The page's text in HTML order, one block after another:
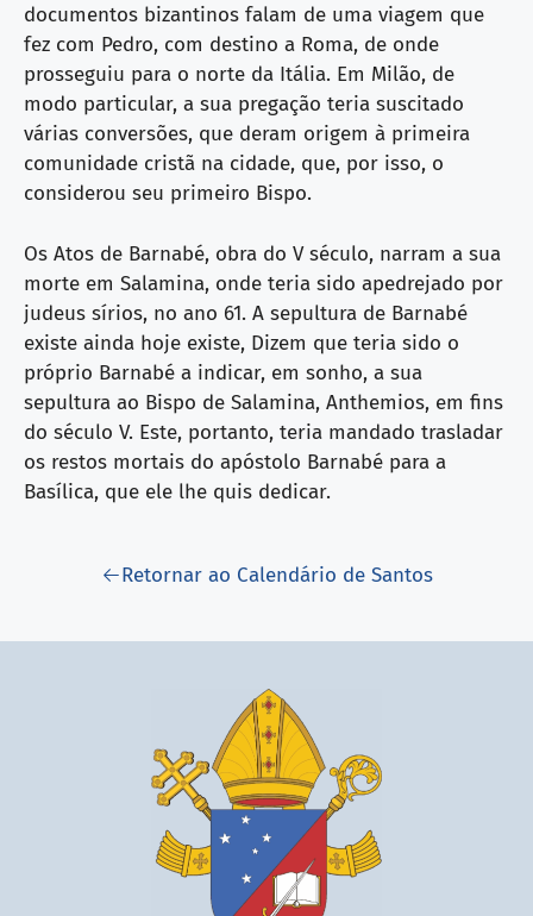
documentos bizantinos falam de uma viagem que
fez com Pedro, com destino a Roma, de onde
prosseguiu para o norte da Itália. Em Milão, de
modo particular, a sua pregação teria suscitado
várias conversões, que deram origem à primeira
comunidade cristã na cidade, que, por isso, o
considerou seu primeiro Bispo.
Os Atos de Barnabé, obra do V século, narram a sua
morte em Salamina, onde teria sido apedrejado por
judeus sírios, no ano 61. A sepultura de Barnabé
existe ainda hoje existe, Dizem que teria sido o
próprio Barnabé a indicar, em sonho, a sua
sepultura ao Bispo de Salamina, Anthemios, em fins
do século V. Este, portanto, teria mandado trasladar
os restos mortais do apóstolo Barnabé para a
Basílica, que ele lhe quis dedicar.
Retornar ao Calendário de Santos